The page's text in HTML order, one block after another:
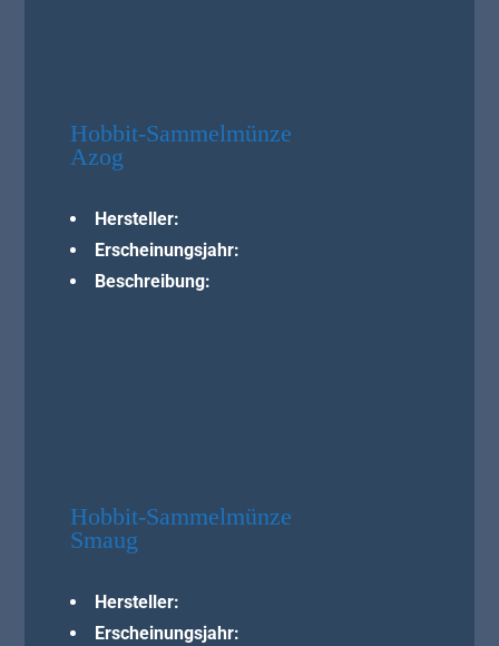
Hobbit-Sammelmünze
Azog
Hersteller:
Erscheinungsjahr:
Beschreibung:
Hobbit-Sammelmünze
Smaug
Hersteller:
Erscheinungsjahr: